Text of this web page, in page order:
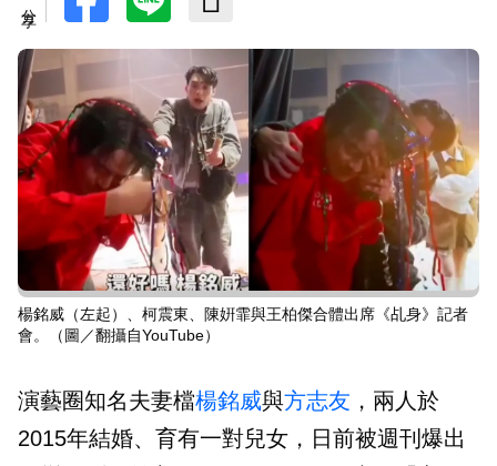
楊銘威（左起）、柯震東、陳姸霏與王柏傑合體出席《乩身》記者
會。（圖／翻攝自YouTube）
演藝圈知名夫妻檔楊銘威與方志友 ，兩人於
2015年結婚、育有一對兒女，日前被週刊爆出